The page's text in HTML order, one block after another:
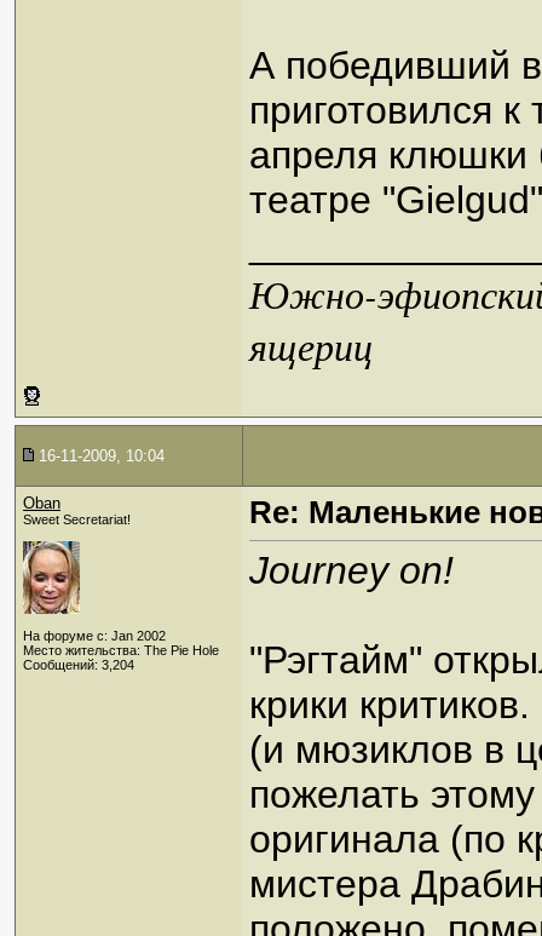
А победивший
приготовился
апреля клюшки
театре
Южно-эфиопский
ящериц
16-11-2009, 10:04
Oban
Sweet Secretariat!
На форуме с: Jan 2002
Место жительства: The Pie Hole
Сообщений: 3,204
Re: Маленькие
Journey on!
"Рэгтайм"
крики
(и мюзиклов в
пожелать
оригинала (по
мистера